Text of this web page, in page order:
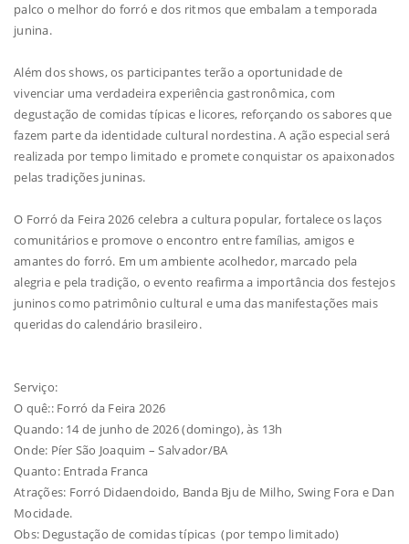
palco o melhor do forró e dos ritmos que embalam a temporada
junina.
Além dos shows, os participantes terão a oportunidade de
vivenciar uma verdadeira experiência gastronômica, com
degustação de comidas típicas e licores, reforçando os sabores que
fazem parte da identidade cultural nordestina. A ação especial será
realizada por tempo limitado e promete conquistar os apaixonados
pelas tradições juninas.
O Forró da Feira 2026 celebra a cultura popular, fortalece os laços
comunitários e promove o encontro entre famílias, amigos e
amantes do forró. Em um ambiente acolhedor, marcado pela
alegria e pela tradição, o evento reafirma a importância dos festejos
juninos como patrimônio cultural e uma das manifestações mais
queridas do calendário brasileiro.
Serviço:
O quê:: Forró da Feira 2026
Quando: 14 de junho de 2026 (domingo), às 13h
Onde: Píer São Joaquim – Salvador/BA
Quanto: Entrada Franca
Atrações: Forró Didaendoido, Banda Bju de Milho, Swing Fora e Dan
Mocidade.
Obs: Degustação de comidas típicas (por tempo limitado)